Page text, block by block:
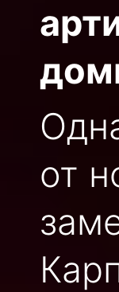
от